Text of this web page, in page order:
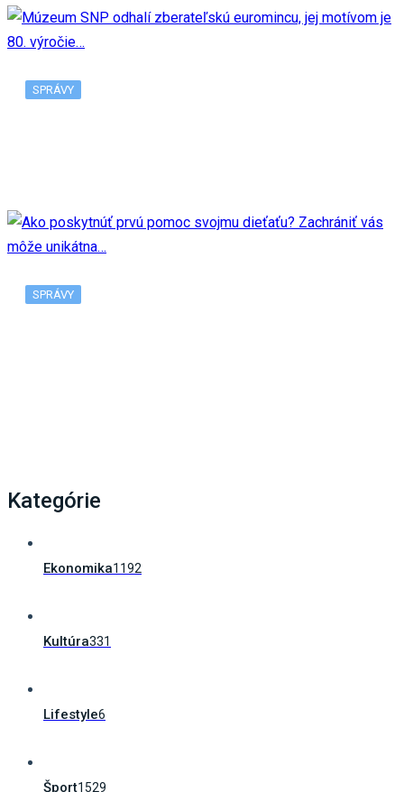
SPRÁVY
SPRÁVY
Kategórie
Ekonomika1192
Kultúra331
Lifestyle6
Šport1529